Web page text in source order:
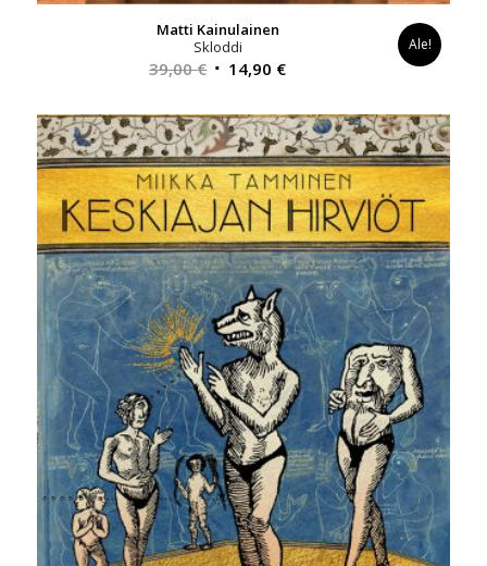
Matti Kainulainen
Skloddi
39,00€ Alkuperäinen
oli:
39,00 €.
14,90 €Nykyinen
on:
14,90 €.
Ale!